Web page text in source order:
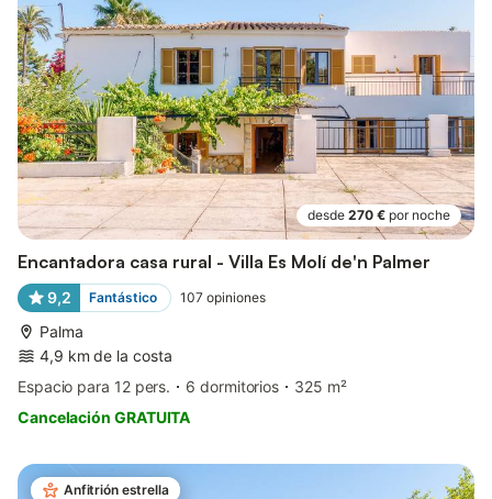
desde 270 € por noche
Encantadora casa rural - Villa Es Molí de'n Palmer
9,2 Fantástico 107 opiniones
Palma
4,9 km de la costa
Espacio para 12 pers.
6 dormitorios
325 m²
Cancelación GRATUITA
Anfitrión estrella